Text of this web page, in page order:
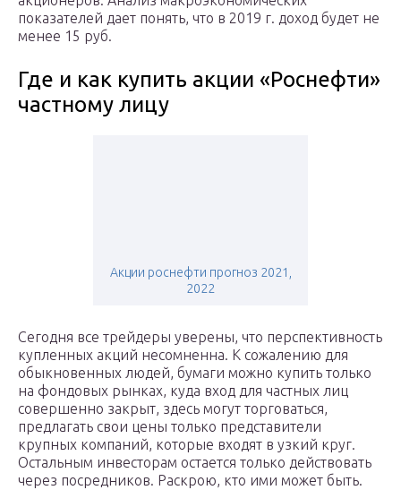
показателей дает понять, что в 2019 г. доход будет не
менее 15 руб.
Где и как купить акции «Роснефти»
частному лицу
Акции роснефти прогноз 2021,
2022
Сегодня все трейдеры уверены, что перспективность
купленных акций несомненна. К сожалению для
обыкновенных людей, бумаги можно купить только
на фондовых рынках, куда вход для частных лиц
совершенно закрыт, здесь могут торговаться,
предлагать свои цены только представители
крупных компаний, которые входят в узкий круг.
Остальным инвесторам остается только действовать
через посредников. Раскрою, кто ими может быть.